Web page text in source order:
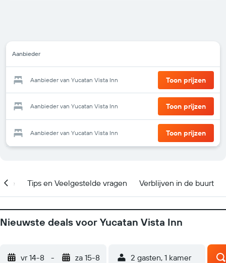
Aanbieder
Aanbieder van Yucatan Vista Inn Toon prijzen
Aanbieder van Yucatan Vista Inn Toon prijzen
Aanbieder van Yucatan Vista Inn Toon prijzen
Tips en Veelgestelde vragen Verblijven in de buurt
Nieuwste deals voor Yucatan Vista Inn
vr 14-8 - za 15-8 2 gasten, 1 kamer